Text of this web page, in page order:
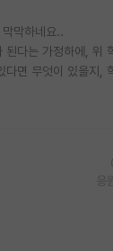
막하네요..
다는 가정하에, 위
다면 무엇이 있을지,